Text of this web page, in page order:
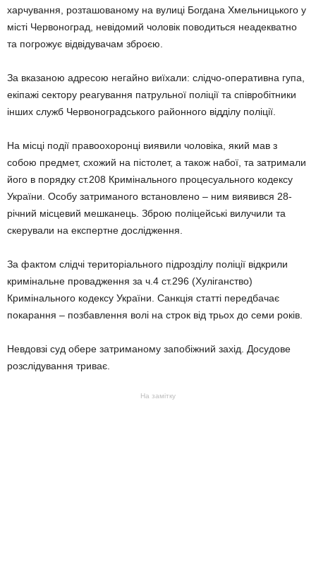
харчування, розташованому на вулиці Богдана Хмельницького у
місті Червоноград, невідомий чоловік поводиться неадекватно
та погрожує відвідувачам зброєю.
За вказаною адресою негайно виїхали: слідчо-оперативна гупа,
екіпажі сектору реагування патрульної поліції та співробітники
інших служб Червоноградського районного відділу поліції.
На місці події правоохоронці виявили чоловіка, який мав з
собою предмет, схожий на пістолет, а також набої, та затримали
його в порядку ст.208 Кримінального процесуального кодексу
України. Особу затриманого встановлено – ним виявився 28-
річний місцевий мешканець. Зброю поліцейські вилучили та
скерували на експертне дослідження.
За фактом слідчі територіального підрозділу поліції відкрили
кримінальне провадження за ч.4 ст.296 (Хуліганство)
Кримінального кодексу України. Санкція статті передбачає
покарання – позбавлення волі на строк від трьох до семи років.
Невдовзі суд обере затриманому запобіжний захід. Досудове
розслідування триває.
На замітку